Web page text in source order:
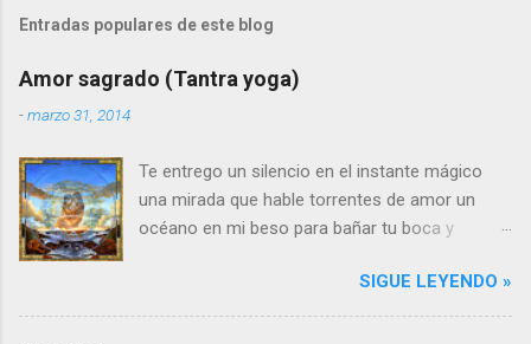
Entradas populares de este blog
Amor sagrado (Tantra yoga)
-marzo 31, 2014
Te entrego un silencio en el instante mágico
una mirada que hable torrentes de amor un
océano en mi beso para bañar tu boca y
sereno que acaricie el tuyo y te ame con
latidos infinitos En la caricia y en el aroma el
SIGUE LEYENDO »